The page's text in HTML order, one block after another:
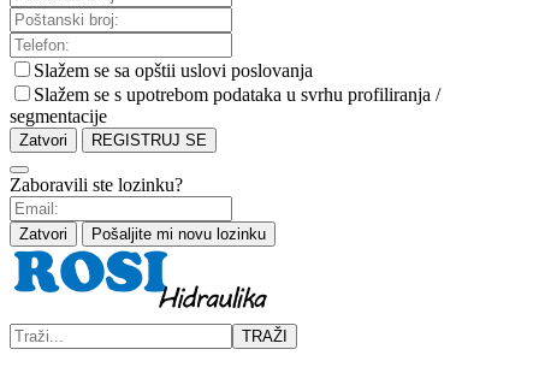
Slažem se sa opštii uslovi poslovanja
Slažem se s upotrebom podataka u svrhu profiliranja /
segmentacije
Zatvori REGISTRUJ SE
Zaboravili ste lozinku?
Zatvori Pošaljite mi novu lozinku
TRAŽI